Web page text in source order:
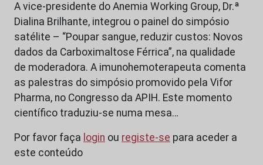
A vice-presidente do Anemia Working Group, Dr.ª
Dialina Brilhante, integrou o painel do simpósio
satélite – “Poupar sangue, reduzir custos: Novos
dados da Carboximaltose Férrica”, na qualidade
de moderadora. A imunohemoterapeuta comenta
as palestras do simpósio promovido pela Vifor
Pharma, no Congresso da APIH. Este momento
científico traduziu-se numa mesa…
Por favor faça login ou registe-se para aceder a
este conteúdo